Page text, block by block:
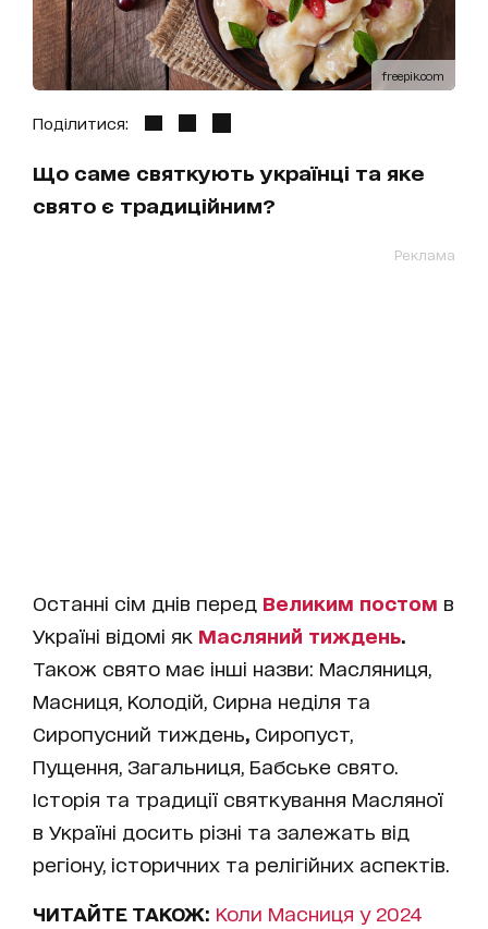
freepik.com
Поділитися:
Що саме святкують українці та яке
свято є традиційним?
Реклама
Останні сім днів перед Великим постом в
Україні відомі як Масляний тиждень.
Також свято має інші назви: Масляниця,
Масниця, Колодій, Сирна неділя та
Сиропусний тиждень, Сиропуст,
Пущення, Загальниця, Бабське свято.
Історія та традиції святкування Масляної
в Україні досить різні та залежать від
регіону, історичних та релігійних аспектів.
ЧИТАЙТЕ ТАКОЖ: Коли Масниця у 2024